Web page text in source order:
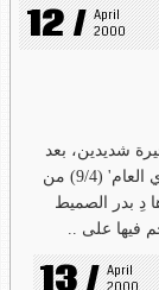
12 / April
2000
شديدين، بعد
قراءة ما ورد في مقالة الزميل احمد الديين في 'الرأي العام' (9/4) من
دِ بدر الصميط
فيها على ..
April